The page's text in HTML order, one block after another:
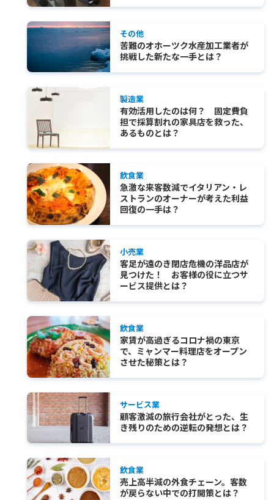
その他
苦難のオホーツク水産加工業者が
挑戦した新たな一手とは？
製造業
有効活用したのは何？ 固定費負
担で採算割れの家具店を救った、
あるものとは？
飲食業
急激な来客数減でイタリアン・レ
ストランのオーナーが考えた利益
回復の一手は？
小売業
客足が遠のき閉店危機の洋品店が
見つけた！ お客様の役に立つサ
ービス提供とは？
飲食業
家賃が高過ぎるコロナ禍の東京
で、ミャンマー料理店をオープン
させた秘策とは？
サービス業
顧客激減の旅行会社がとった、生
き残りのための逆転の発想とは？
飲食業
売上高半減の外食チェーン。客数
が戻らない中での打開策とは？